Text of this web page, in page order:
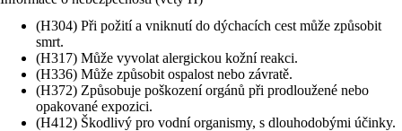
(H304) Při požití a vniknutí do dýchacích cest může způsobit
smrt.
(H317) Může vyvolat alergickou kožní reakci.
(H336) Může způsobit ospalost nebo závratě.
(H372) Způsobuje poškození orgánů při prodloužené nebo
opakované expozici.
(H412) Škodlivý pro vodní organismy, s dlouhodobými účinky.